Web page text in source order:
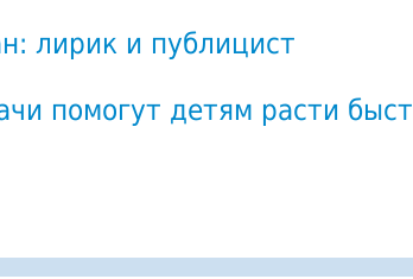
лирик и публицист
помогут детям расти